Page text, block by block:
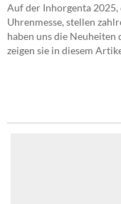
Auf der Inhorgenta
Uhrenmesse, stellen
haben uns die
zeigen sie in diesem